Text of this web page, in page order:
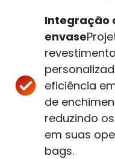
Integração
envase
eficiência
de
reduzindo
em suas
bags.